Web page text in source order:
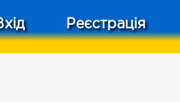
Реєстрація